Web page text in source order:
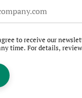
to receive our
time. For details,